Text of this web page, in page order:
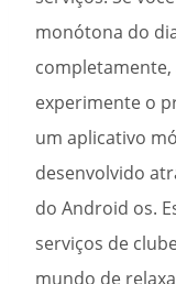
monótona do
experimente o
um aplicativo
desenvolvido
do Android os.
serviços de
mundo de